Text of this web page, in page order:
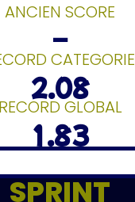
ANCIEN SCORE
–
CATEGORIE
2.08
RECORD GLOBAL
1.83
SPRINT